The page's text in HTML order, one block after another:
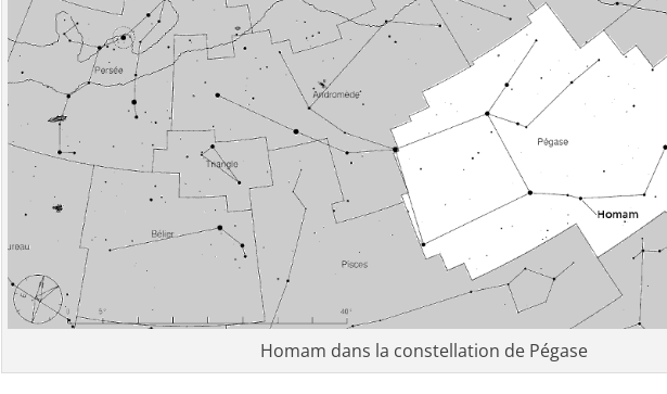
Homam dans la constellation de Pégase